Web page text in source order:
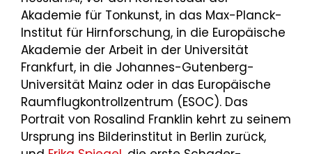
Akademie für Tonkunst, in das Max-Planck-
Institut für Hirnforschung, in die Europäische
Akademie der Arbeit in der Universität
Frankfurt, in die Johannes-Gutenberg-
Universität Mainz oder in das Europäische
Raumflugkontrollzentrum (ESOC). Das
Portrait von Rosalind Franklin kehrt zu seinem
Ursprung ins Bilderinstitut in Berlin zurück,